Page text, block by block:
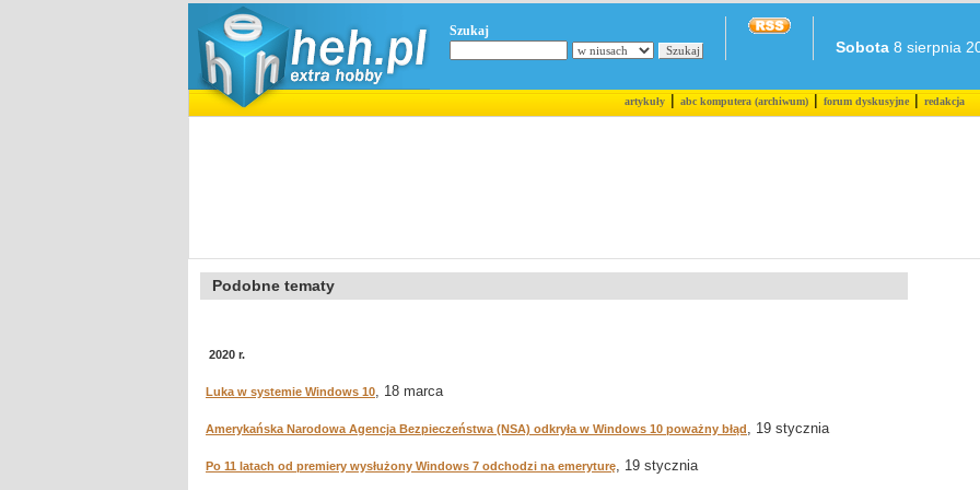
Szukaj
Sobota 8 sierpnia
artykuły|abc komputera (archiwum)|forum dyskusyjne|redakcja
Podobne tematy
2020 r.
Luka w systemie Windows 10, 18 marca
Amerykańska Narodowa Agencja Bezpieczeństwa (NSA) odkryła w Windows 10 poważny błąd, 19 stycznia
Po 11 latach od premiery wysłużony Windows 7 odchodzi na emeryturę, 19 stycznia